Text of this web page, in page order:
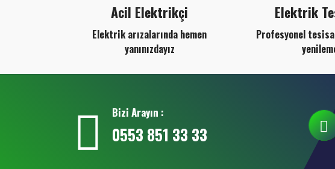
Acil Elektrikçi
Elektrik arızalarında hemen
yanınızdayız
Elektrik
Profesyonel
Bizi Arayın :
0553 851 33 33